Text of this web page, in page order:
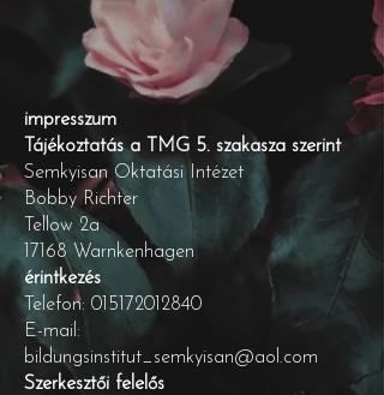
impresszum
Tájékoztatás a TMG 5. szakasza szerint
Semkyisan Oktatási Intézet
Bobby Richter
Tellow 2a
17168 Warnkenhagen
érintkezés
Telefon: 015172012840
E-mail:
bildungsinstitut_semkyisan@aol.com
Szerkesztői felelős